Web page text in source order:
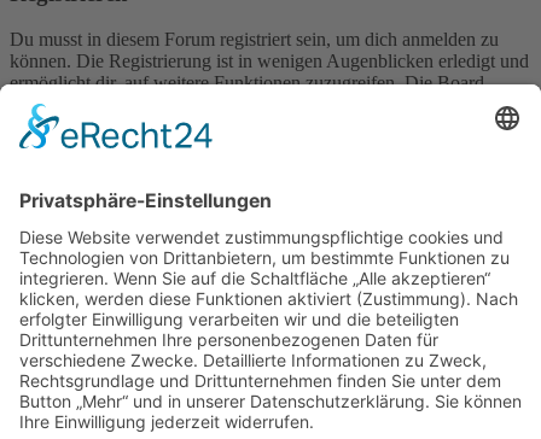
Du musst in diesem Forum registriert sein, um dich anmelden zu
können. Die Registrierung ist in wenigen Augenblicken erledigt und
ermöglicht dir, auf weitere Funktionen zuzugreifen. Die Board-
Administration kann registrierten Benutzern auch zusätzliche
Berechtigungen zuweisen. Beachte bitte unsere
Nutzungsbedingungen und die verwandten Regelungen, bevor du
wenn du dich in diesem Board bewegst.
Nutzungsbedingungen|Datenschutzerklärung
Registrieren
Foren-Übersicht
Alle Zeiten sindUTC+02:00
Alle Cookies löschen
Powered byphpBB® Forum Software © phpBB Limited